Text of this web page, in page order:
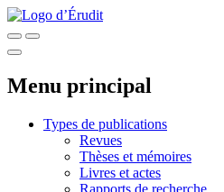
Menu principal
Types de publications
Revues
Thèses et mémoires
Livres et actes
Rapports de recherche